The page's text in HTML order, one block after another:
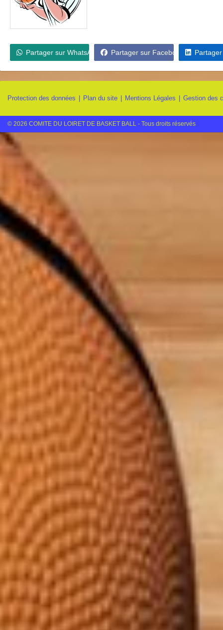
Partager sur WhatsApp Partager sur Facebook
Protection des données Plan du site Mentions Légales Gestion des
© 2026 COMITE DU LOIRET DE BASKET BALL - Tous droits réservés